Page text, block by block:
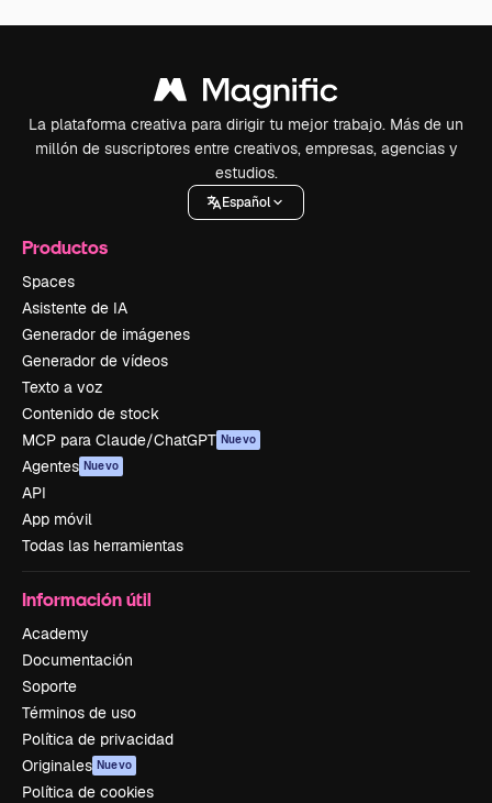
La plataforma creativa para dirigir tu mejor trabajo. Más de un
millón de suscriptores entre creativos, empresas, agencias y
estudios.
Español
Productos
Spaces
Asistente de IA
Generador de imágenes
Generador de vídeos
Texto a voz
Contenido de stock
MCP para Claude/ChatGPT Nuevo
Agentes Nuevo
API
App móvil
Todas las herramientas
Información útil
Academy
Documentación
Soporte
Términos de uso
Política de privacidad
Originales Nuevo
Política de cookies